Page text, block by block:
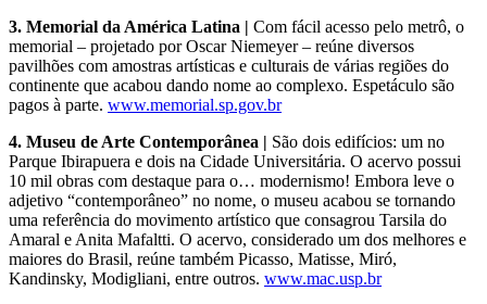
3. Memorial da América Latina | Com fácil acesso pelo metrô, o
memorial – projetado por Oscar Niemeyer – reúne diversos
pavilhões com amostras artísticas e culturais de várias regiões do
continente que acabou dando nome ao complexo. Espetáculo são
pagos à parte. www.memorial.sp.gov.br
4. Museu de Arte Contemporânea | São dois edifícios: um no
Parque Ibirapuera e dois na Cidade Universitária. O acervo possui
10 mil obras com destaque para o… modernismo! Embora leve o
adjetivo “contemporâneo” no nome, o museu acabou se tornando
uma referência do movimento artístico que consagrou Tarsila do
Amaral e Anita Mafaltti. O acervo, considerado um dos melhores e
maiores do Brasil, reúne também Picasso, Matisse, Miró,
Kandinsky, Modigliani, entre outros. www.mac.usp.br